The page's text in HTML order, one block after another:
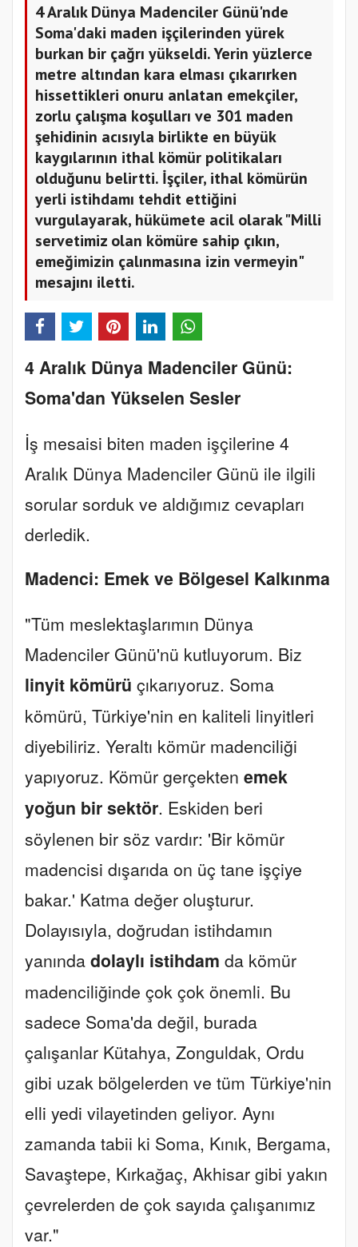
4 Aralık Dünya Madenciler Günü'nde
Soma'daki maden işçilerinden yürek
burkan bir çağrı yükseldi. Yerin yüzlerce
metre altından kara elması çıkarırken
hissettikleri onuru anlatan emekçiler,
zorlu çalışma koşulları ve 301 maden
şehidinin acısıyla birlikte en büyük
kaygılarının ithal kömür politikaları
olduğunu belirtti. İşçiler, ithal kömürün
yerli istihdamı tehdit ettiğini
vurgulayarak, hükümete acil olarak "Milli
servetimiz olan kömüre sahip çıkın,
emeğimizin çalınmasına izin vermeyin"
mesajını iletti.
4 Aralık Dünya Madenciler Günü:
Soma'dan Yükselen Sesler
İş mesaisi biten maden işçilerine 4
Aralık Dünya Madenciler Günü ile ilgili
sorular sorduk ve aldığımız cevapları
derledik.
Madenci: Emek ve Bölgesel Kalkınma
"Tüm meslektaşlarımın Dünya
Madenciler Günü'nü kutluyorum. Biz
linyit kömürü çıkarıyoruz. Soma
kömürü, Türkiye'nin en kaliteli linyitleri
diyebiliriz. Yeraltı kömür madenciliği
yapıyoruz. Kömür gerçekten emek
yoğun bir sektör. Eskiden beri
söylenen bir söz vardır: 'Bir kömür
madencisi dışarıda on üç tane işçiye
bakar.' Katma değer oluşturur.
Dolayısıyla, doğrudan istihdamın
yanında dolaylı istihdam da kömür
madenciliğinde çok çok önemli. Bu
sadece Soma'da değil, burada
çalışanlar Kütahya, Zonguldak, Ordu
gibi uzak bölgelerden ve tüm Türkiye'nin
elli yedi vilayetinden geliyor. Aynı
zamanda tabii ki Soma, Kınık, Bergama,
Savaştepe, Kırkağaç, Akhisar gibi yakın
çevrelerden de çok sayıda çalışanımız
var."